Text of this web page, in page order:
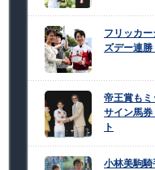
フリッカ
ズデー連勝
帝王賞もミ
サイン馬
ト
小林美駒